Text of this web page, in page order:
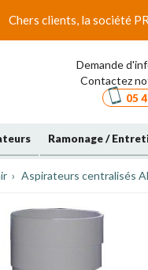
Chers clients, la société
Demande
Contactez
05
Ramonage /
Aspirateurs centralisés